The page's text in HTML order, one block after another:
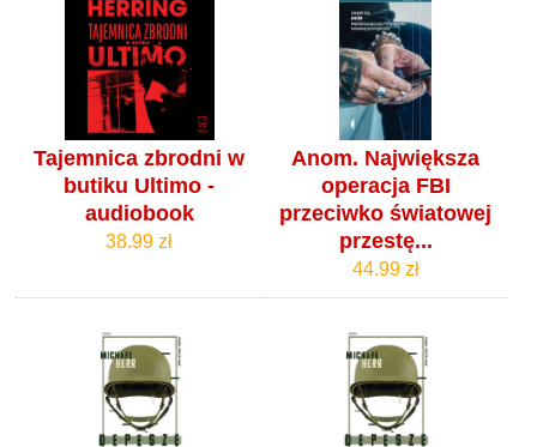
Tajemnica zbrodni w
butiku Ultimo -
audiobook
38.99 zł
Anom. Największa
operacja FBI
przeciwko światowej
przestę...
44.99 zł